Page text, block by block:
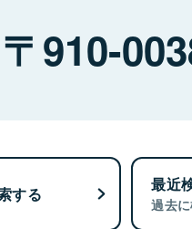
910-
する 最近
過去